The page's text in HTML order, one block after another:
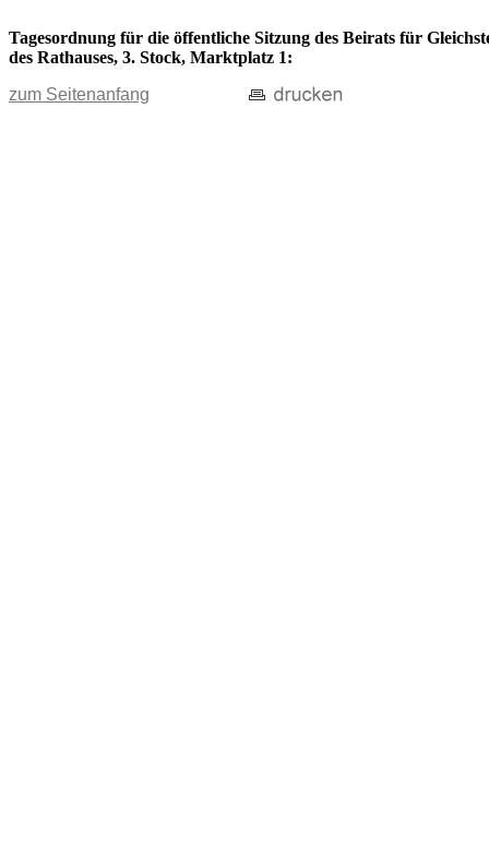
Tagesordnung für die öffentliche Sitzung des Beirats für
des Rathauses, 3. Stock, Marktplatz 1:
zum Seitenanfang